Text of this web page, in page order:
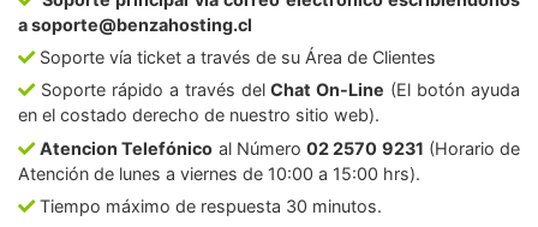
a soporte@benzahosting.cl
Soporte vía ticket a través de su Área de Clientes
Soporte rápido a través delChat On-Line (El botón ayuda
en el costado derecho de nuestro sitio web).
Atencion Telefónico al Número02 2570 9231 (Horario de
Atención de lunes a viernes de 10:00 a 15:00 hrs).
Tiempo máximo de respuesta 30 minutos.